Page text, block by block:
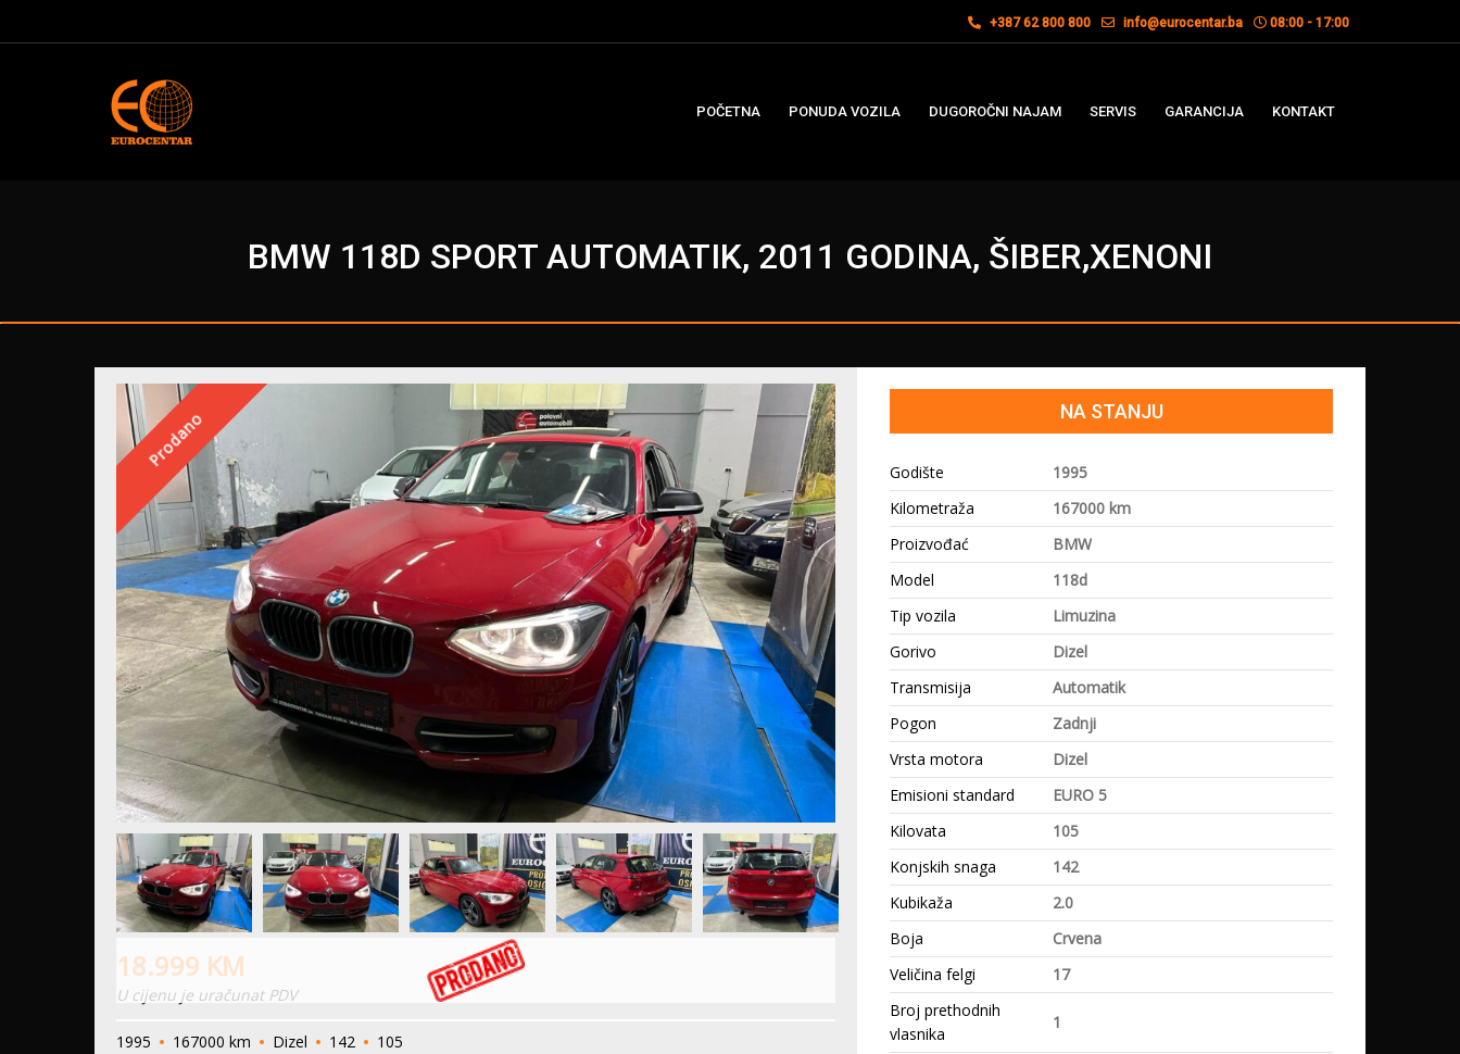
+387 62 800 800 info@eurocentar.ba 08:00 - 17:00
POČETNA PONUDA VOZILA DUGOROČNI NAJAM SERVIS GARANCIJA KONTAKT
BMW 118D SPORT AUTOMATIK, 2011 GODINA, ŠIBER,XENONI
Prodano
18.999 KM
U cijenu je uračunat PDV
1995 167000 km Dizel 142 105
NA STANJU
Godište
1995
Kilometraža
167000 km
Proizvođać
BMW
Model
118d
Tip vozila
Limuzina
Gorivo
Dizel
Transmisija
Automatik
Pogon
Zadnji
Vrsta motora
Dizel
Emisioni standard
EURO 5
Kilovata
105
Konjskih snaga
142
Kubikaža
2.0
Boja
Crvena
Veličina felgi
17
Broj prethodnih
vlasnika
1